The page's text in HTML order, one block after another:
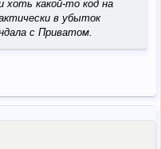
хоть какой-то код на
в убыток
с Приватом.